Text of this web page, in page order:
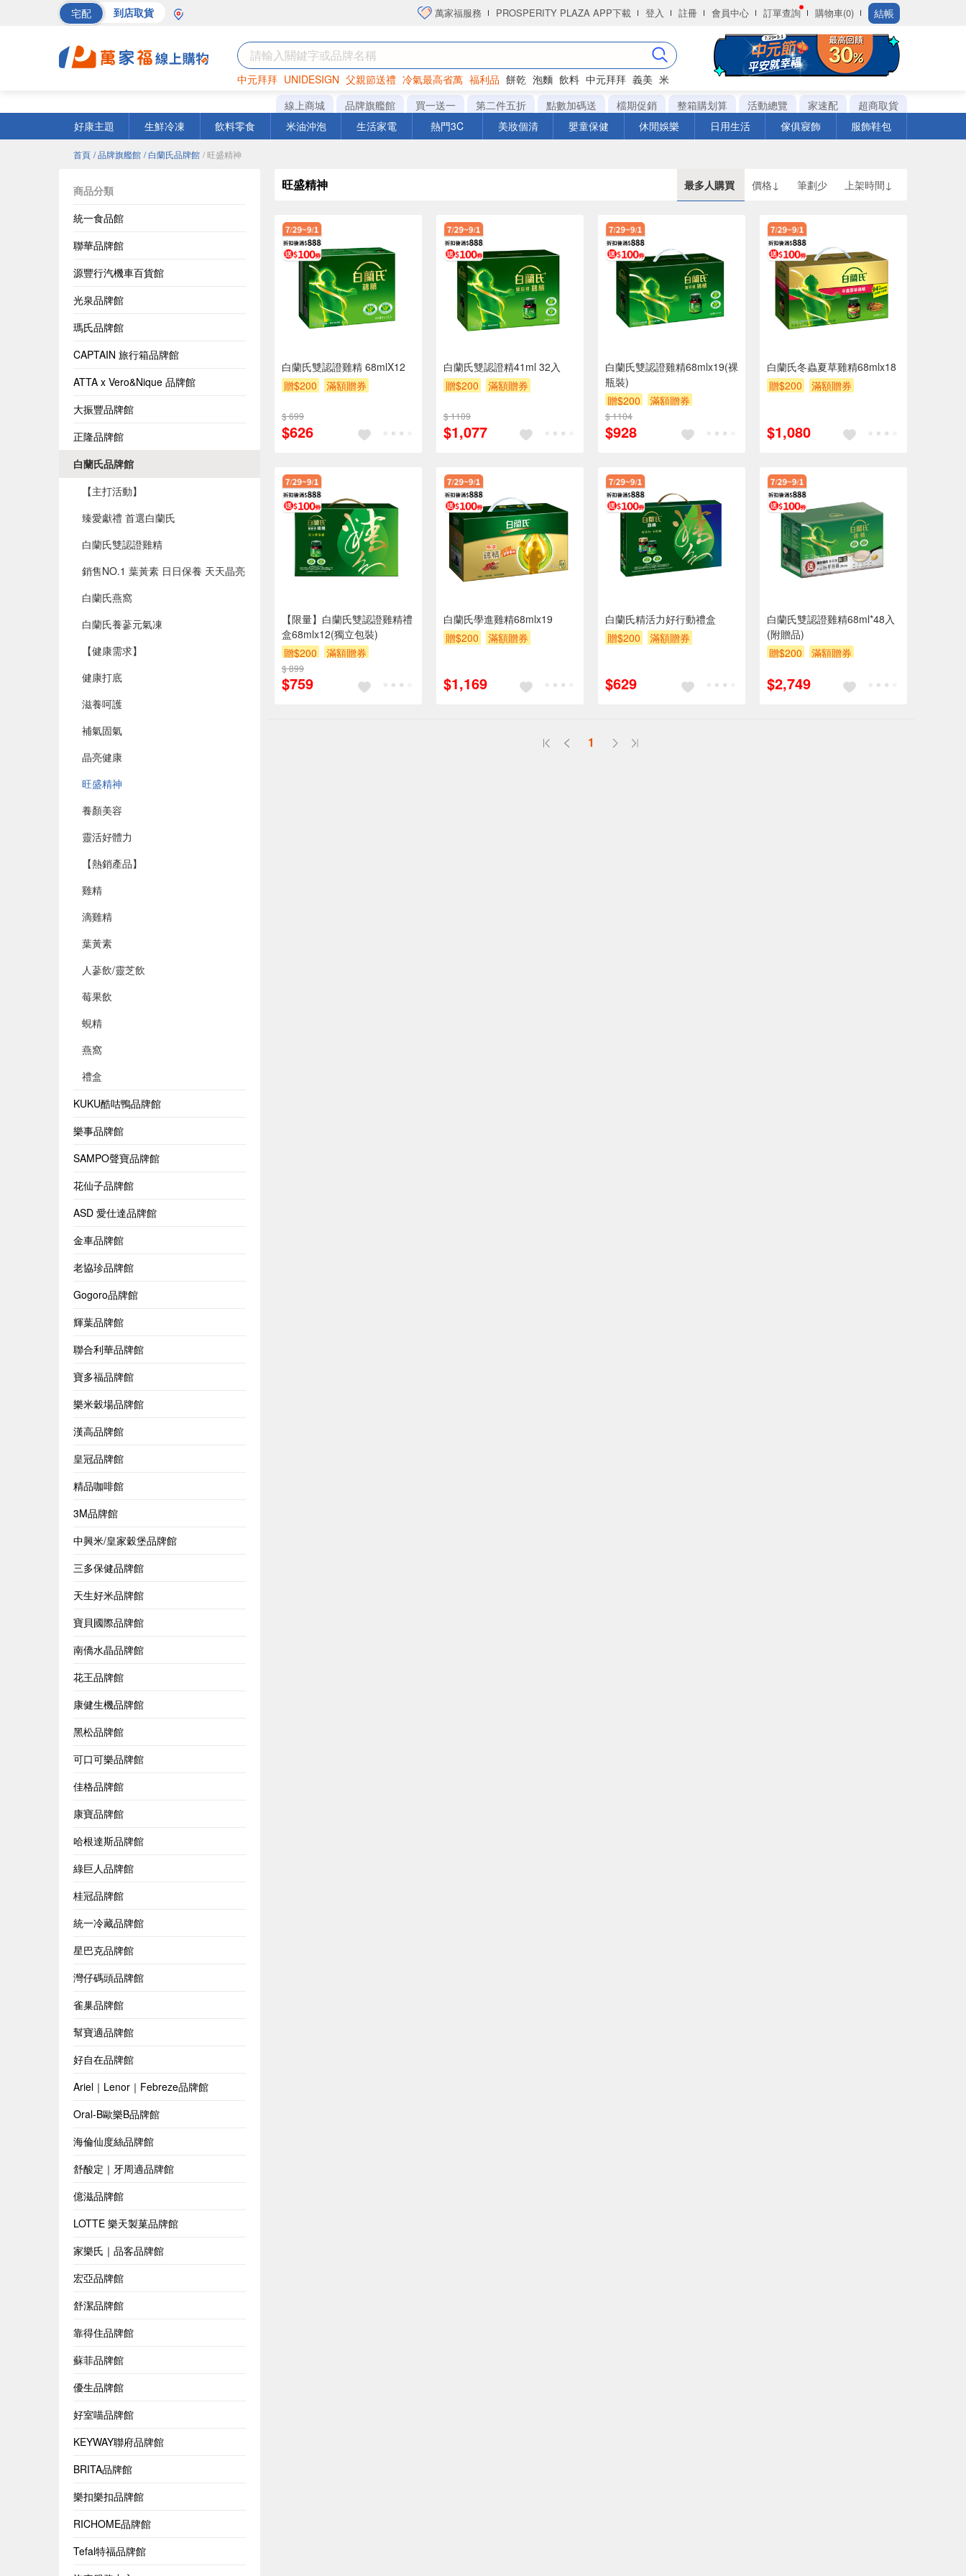
宅配 到店取貨 萬家福服務 PROSPERITY PLAZA APP下載 登入 註冊 會員中心 訂單查詢 購物車(0) 結帳
中元拜拜 UNIDESIGN 父親節送禮 冷氣最高省萬 福利品 餅乾 泡麵 飲料 中元拜拜 義美 米
罐頭 海苔 洋芋片
線上商城 品牌旗艦館 買一送一 第二件五折 點數加碼送 檔期促銷 整箱購划算 活動總覽 家速配
超商取貨
好康主題
生鮮冷凍 飲料零食 米油沖泡 生活家電 熱門3C 美妝個清 嬰童保健 休閒娛樂 日用生活 傢俱寢飾 服飾鞋包
首頁 / 品牌旗艦館 / 白蘭氏品牌館 / 旺盛精神
商品分類
統一食品館
聯華品牌館
源豐行汽機車百貨館
光泉品牌館
瑪氏品牌館
CAPTAIN 旅行箱品牌館
ATTA x Vero&Nique 品牌館
大振豐品牌館
正隆品牌館
白蘭氏品牌館
【主打活動】
臻愛獻禮 首選白蘭氏
白蘭氏雙認證雞精
銷售NO.1 葉黃素 日日保養 天天晶亮
白蘭氏燕窩
白蘭氏養蔘元氣凍
【健康需求】
健康打底
滋養呵護
補氣固氣
晶亮健康
旺盛精神
養顏美容
靈活好體力
【熱銷產品】
雞精
滴雞精
葉黃素
人蔘飲/靈芝飲
莓果飲
蜆精
燕窩
禮盒
KUKU酷咕鴨品牌館
樂事品牌館
SAMPO聲寶品牌館
花仙子品牌館
ASD 愛仕達品牌館
金車品牌館
老協珍品牌館
Gogoro品牌館
輝葉品牌館
聯合利華品牌館
寶多福品牌館
樂米穀場品牌館
漢高品牌館
皇冠品牌館
精品咖啡館
3M品牌館
中興米/皇家穀堡品牌館
三多保健品牌館
天生好米品牌館
寶貝國際品牌館
南僑水晶品牌館
花王品牌館
康健生機品牌館
黑松品牌館
可口可樂品牌館
佳格品牌館
康寶品牌館
哈根達斯品牌館
綠巨人品牌館
桂冠品牌館
統一冷藏品牌館
星巴克品牌館
灣仔碼頭品牌館
雀巢品牌館
幫寶適品牌館
好自在品牌館
Ariel｜Lenor｜Febreze品牌館
Oral-B歐樂B品牌館
海倫仙度絲品牌館
舒酸定｜牙周適品牌館
億滋品牌館
LOTTE 樂天製菓品牌館
家樂氏｜品客品牌館
宏亞品牌館
舒潔品牌館
靠得住品牌館
蘇菲品牌館
優生品牌館
好室喵品牌館
KEYWAY聯府品牌館
BRITA品牌館
樂扣樂扣品牌館
RICHOME品牌館
Tefal特福品牌館
旺盛精神 最多人購買 價格↓ 筆劃少 上架時間↓
白蘭氏雙認證雞精 68mlX12
贈$200
滿額贈券
$ 699
$626
白蘭氏雙認證精41ml 32入
贈$200
滿額贈券
$ 1109
$1,077
白蘭氏雙認證雞精68mlx19(裸
瓶裝)
贈$200
滿額贈券
$ 1104
$928
白蘭氏冬蟲夏草雞精68mlx18
贈$200
滿額贈券
$1,080
【限量】白蘭氏雙認證雞精禮
盒68mlx12(獨立包裝)
贈$200
滿額贈券
$ 899
$759
白蘭氏學進雞精68mlx19
贈$200
滿額贈券
$1,169
白蘭氏精活力好行動禮盒
贈$200
滿額贈券
$629
白蘭氏雙認證雞精68ml*48入
(附贈品)
贈$200
滿額贈券
$2,749
1